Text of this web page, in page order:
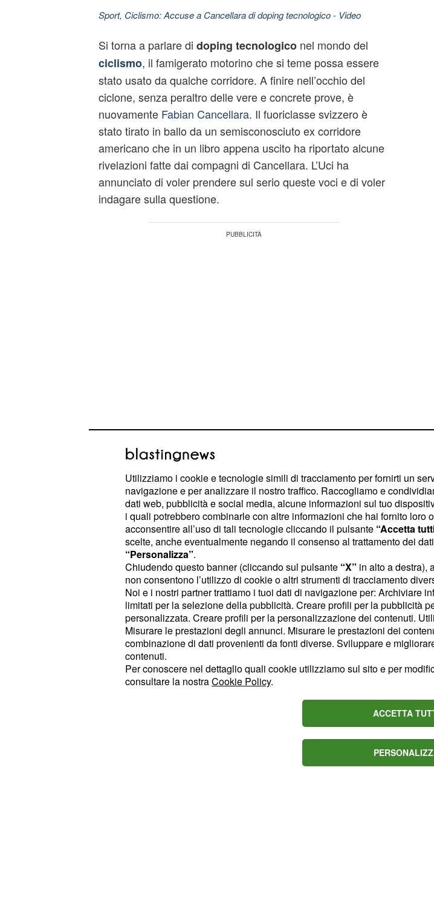
Sport, Ciclismo: Accuse a Cancellara di doping tecnologico- Video
Si torna a parlare di doping tecnologiconel mondo del
ciclismo, il famigerato motorino che si teme possa essere
stato usato da qualche corridore. A finire nell’occhio del
ciclone, senza peraltro delle vere e concrete prove, è
nuovamente Fabian Cancellara. Il fuoriclasse svizzero è
stato tirato in ballo da un semisconosciuto ex corridore
americano che in un libro appena uscito ha riportato alcune
rivelazioni fatte dai compagni di Cancellara. L’Uci ha
annunciato di voler prendere sul serio queste voci e di voler
indagare sulla questione.
di Cancellara
Quello diPhil Gaimonnon è certo un nome di primo piano
nel mondo delciclismo. Americano classe ’86, Gaimon ha
corso sempre in piccole formazioni del suo paese, tranne
nelle stagioni 2014 e 2016 in cui ha militato in Garmin e
Cannondale. A trent’anni Gaimon ha smesso di correre ed
ora ha pubblicato la sua autobiografia, “Draft animals”. L’ex
corridore è riuscito a far accendere i riflettori su una
pubblicazione che probabilmente sarebbe passata quasi
inosservata. Gaimon ha accusato in maniera direttaFabian
Cancellara di aver usato unabici truccatanel corso della
sua carriera ed ha raccontato come è arrivato a questa
convinzione. “Ho respinto questa idea finchè non ho sentito
parlarne ad alcuni suoi ex compagni di squadra” ha scritto
Utilizziamo i cookie e tecnologie simili di tracciamento per fornirti un
navigazione e per analizzare il nostro traffico. Raccogliamo e
dati web, pubblicità e social media, alcune informazioni sul tuo
i quali potrebbero combinarle con altre informazioni che hai fornito
acconsentire all’uso di tali tecnologie cliccando il pulsante “Accetta
scelte, anche eventualmente negando il consenso al trattamento dei
“Personalizza”.
Chiudendo questo banner (cliccando sul pulsante “X” in alto a destra),
non consentono l’utilizzo di cookie o altri strumenti di tracciamento
Noi e i nostri partner trattiamo i tuoi dati di navigazione per: Archiviare
limitati per la selezione della pubblicità. Creare profili per la pubblicità
personalizzata. Creare profili per la personalizzazione dei contenuti.
Misurare le prestazioni degli annunci. Misurare le prestazioni dei
combinazione di dati provenienti da fonti diverse. Sviluppare e
contenuti.
Per conoscere nel dettaglio quali cookie utilizziamo sul sito e per
consultare la nostraCookie Policy.
ACCETTA